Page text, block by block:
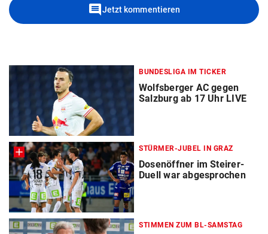
commentJetzt kommentieren
BUNDESLIGA IM TICKER
Wolfsberger AC gegen
Salzburg ab 17 Uhr LIVE
STÜRMER-JUBEL IN GRAZ
Dosenöffner im Steirer-
Duell war abgesprochen
STIMMEN ZUM BL-SAMSTAG